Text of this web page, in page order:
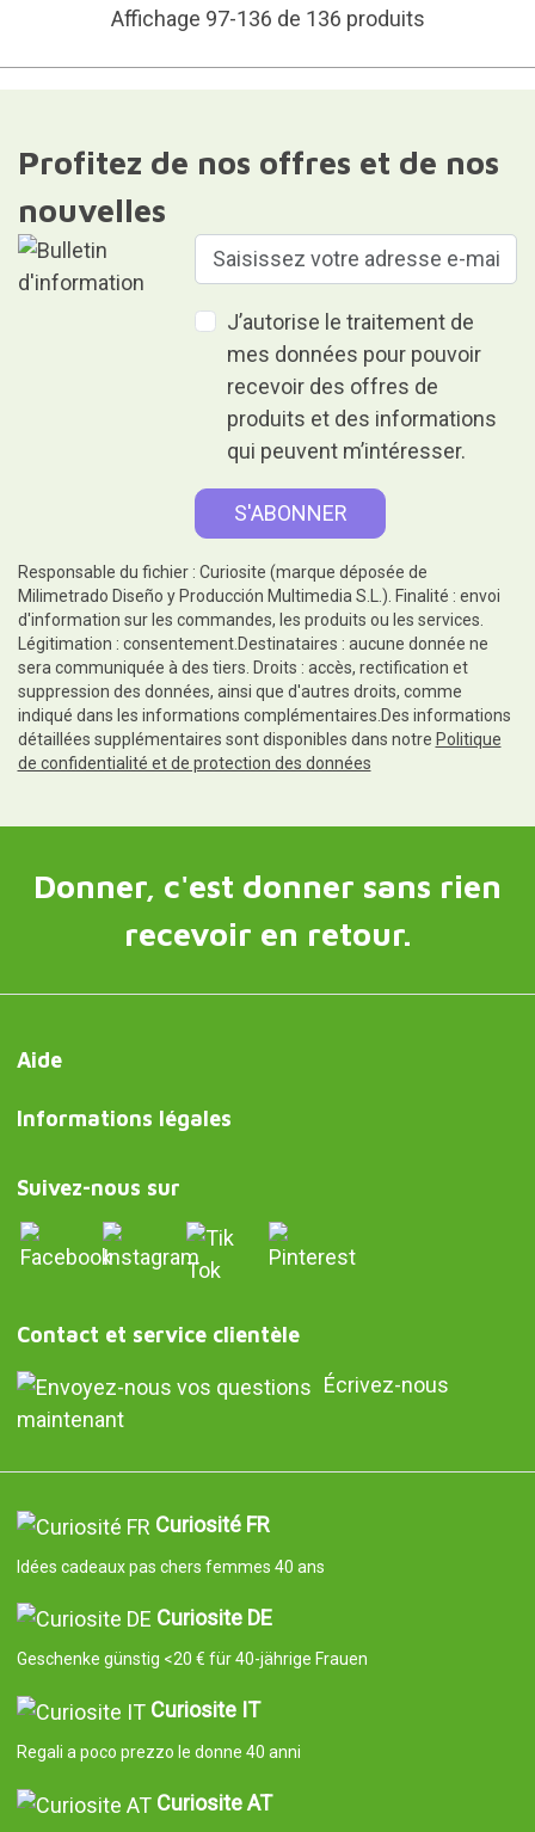
Affichage 97-136 de 136 produits
Profitez de nos offres et de nos
nouvelles
J’autorise le traitement de
mes données pour pouvoir
recevoir des offres de
produits et des informations
qui peuvent m’intéresser.
Responsable du fichier : Curiosite (marque déposée de
Milimetrado Diseño y Producción Multimedia S.L.). Finalité : envoi
d'information sur les commandes, les produits ou les services.
Légitimation : consentement.Destinataires : aucune donnée ne
sera communiquée à des tiers. Droits : accès, rectification et
suppression des données, ainsi que d'autres droits, comme
indiqué dans les informations complémentaires.Des informations
détaillées supplémentaires sont disponibles dans notre Politique
de confidentialité et de protection des données
Donner, c'est donner sans rien
recevoir en retour.
Aide
Informations légales
Suivez-nous sur
Contact et service clientèle
Écrivez-nous
maintenant
Curiosité FR
Idées cadeaux pas chers femmes 40 ans
Curiosite DE
Geschenke günstig <20 € für 40-jährige Frauen
Curiosite IT
Regali a poco prezzo le donne 40 anni
Curiosite AT